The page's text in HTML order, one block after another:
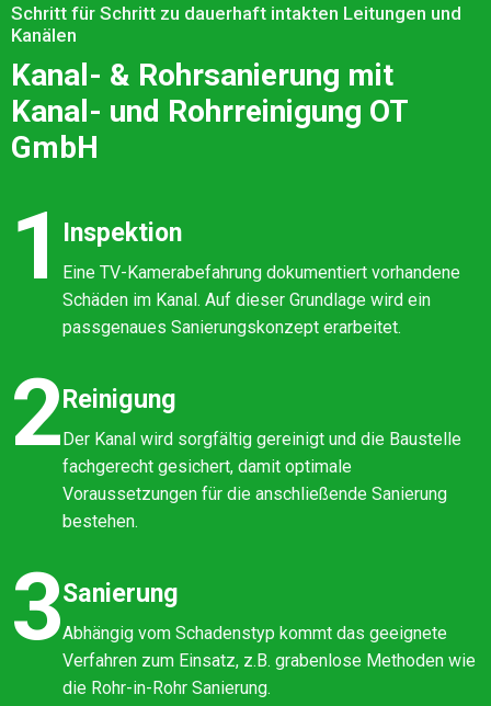
Schritt für Schritt zu dauerhaft intakten Leitungen und
Kanälen
Kanal- & Rohrsanierung mit
Kanal- und Rohrreinigung OT
GmbH
1 Inspektion
Eine TV-Kamerabefahrung dokumentiert vorhandene
Schäden im Kanal. Auf dieser Grundlage wird ein
passgenaues Sanierungskonzept erarbeitet.
2Reinigung
Der Kanal wird sorgfältig gereinigt und die Baustelle
fachgerecht gesichert, damit optimale
Voraussetzungen für die anschließende Sanierung
bestehen.
3Sanierung
Abhängig vom Schadenstyp kommt das geeignete
Verfahren zum Einsatz, z.B. grabenlose Methoden wie
die Rohr-in-Rohr Sanierung.